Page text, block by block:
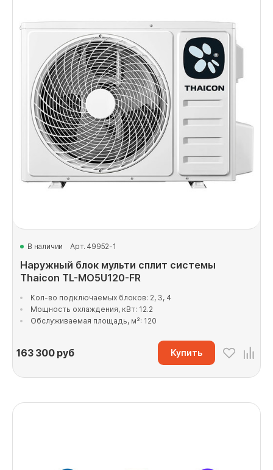
В наличии Арт. 49952-1
Наружный блок мульти сплит системы
Thaicon TL-MO5U120-FR
Кол-во подключаемых блоков: 2, 3, 4
Мощность охлаждения, кВт: 12.2
Обслуживаемая площадь, м²: 120
163 300руб Купить